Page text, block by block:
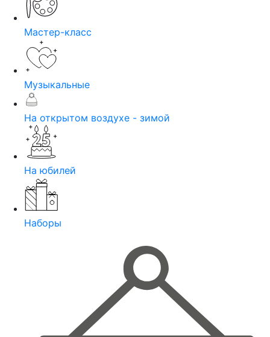
Мастер-класс
Музыкальные
На открытом воздухе - зимой
На юбилей
Наборы